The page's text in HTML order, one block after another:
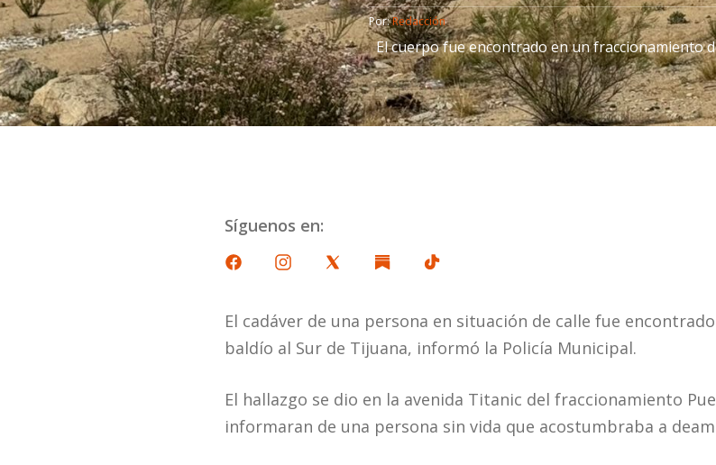
Por: Redacción
El cuerpo fue encontrado en un fraccionamiento
Síguenos en:
El cadáver de una persona en situación de calle fue
baldío al Sur de Tijuana, informó la Policía Municipal.
El hallazgo se dio en la avenida Titanic del fraccionamiento
informaran de una persona sin vida que acostumbraba a